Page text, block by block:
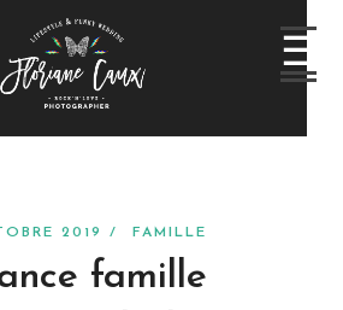
2019 / FAMILLE
famille